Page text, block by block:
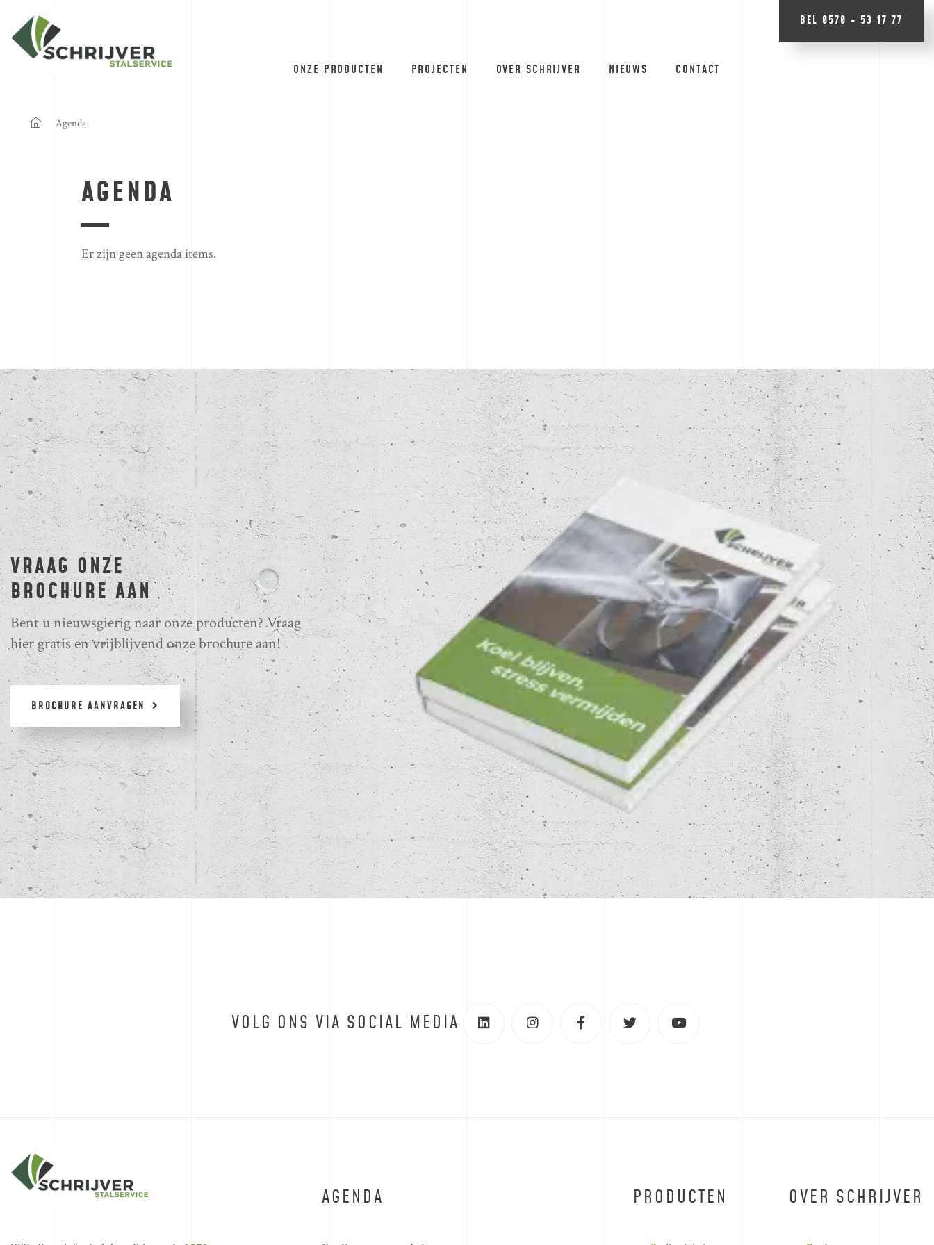
BEL 0570 - 53 17 77
ONZE PRODUCTEN PROJECTEN OVER SCHRIJVER NIEUWS CONTACT
Agenda
AGENDA
Er zijn geen agenda items.
VRAAG ONZE
BROCHURE AAN
Bent u nieuwsgierig naar onze producten? Vraag
hier gratis en vrijblijvend onze brochure aan!
BROCHURE AANVRAGEN
VOLG ONS VIA SOCIAL MEDIA
AGENDA PRODUCTEN OVER SCHRIJVER